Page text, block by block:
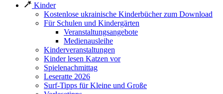
Kinder
Kostenlose ukrainische Kinderbücher zum Download
Für Schulen und Kindergärten
Veranstaltungsangebote
Medienausleihe
Kinderveranstaltungen
Kinder lesen Katzen vor
Spielenachmittag
Leseratte 2026
Surf-Tipps für Kleine und Große